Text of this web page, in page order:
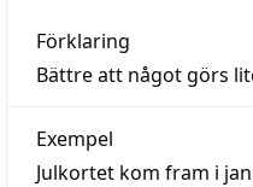
Förklaring
Bättre att något görs
Exempel
Julkortet kom fram i